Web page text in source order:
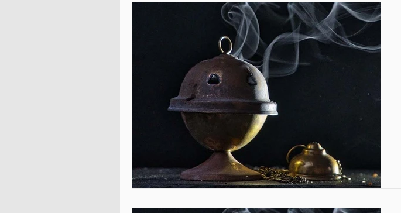
Die Rückläufigkeit von Planeten Besondere Tage im Jahr
Rund um die Numerologie Planetencode® Geheimnisse
Kommunikation und Interaktion
Podcast für Jugendliche